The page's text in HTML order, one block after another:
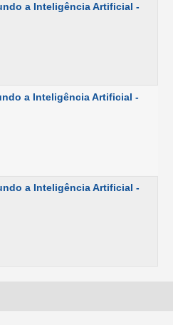
a Inteligência Artificial -
a Inteligência Artificial -
a Inteligência Artificial -